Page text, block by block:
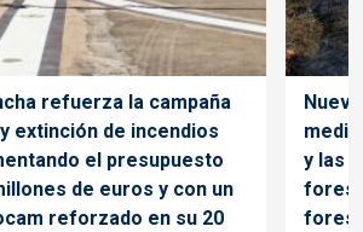
refuerza la campaña
extinción de incendios
el presupuesto
de euros y con un
reforzado en su 20
y las